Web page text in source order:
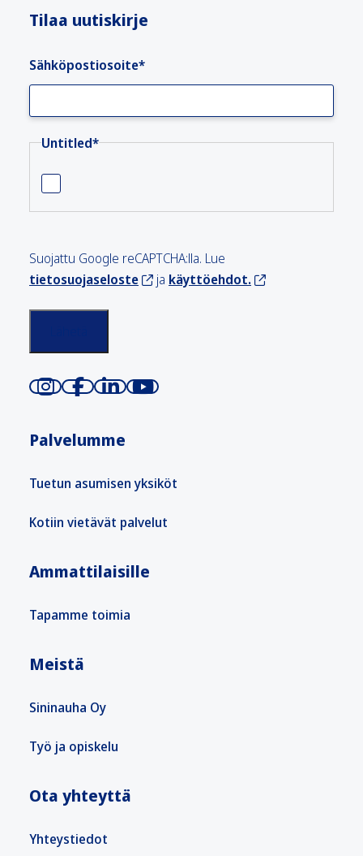
Tilaa uutiskirje
Sähköpostiosoite*
Untitled*
Suojattu Google reCAPTCHA:lla. Lue
tietosuojaseloste
ja käyttöehdot.
Palvelumme
Tuetun asumisen yksiköt
Kotiin vietävät palvelut
Ammattilaisille
Tapamme toimia
Meistä
Sininauha Oy
Työ ja opiskelu
Ota yhteyttä
Yhteystiedot